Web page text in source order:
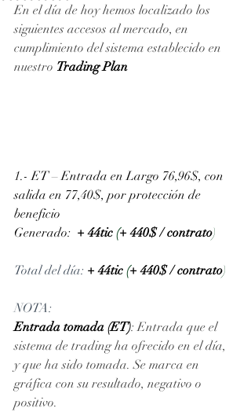
En el día de hoy hemos localizado los
siguientes accesos al mercado, en
cumplimiento del sistema establecido en
nuestro Trading Plan
1.- ET – Entrada en Largo 76,96$, con
salida en 77,40$, por protección de
beneficio
Generado: + 44tic (+ 440$ / contrato)
Total del día: + 44tic (+ 440$ / contrato)
NOTA:
Entrada tomada (ET): Entrada que el
sistema de trading ha ofrecido en el día,
y que ha sido tomada. Se marca en
gráfica con su resultado, negativo o
positivo.